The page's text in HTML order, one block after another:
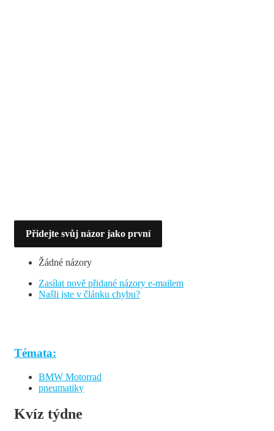
Přidejte svůj názor jako první
Žádné názory
Zasílat nově přidané názory e-mailem
Našli jste v článku chybu?
Témata:
BMW Motorrad
pneumatiky
Kvíz týdne